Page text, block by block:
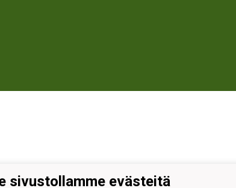
sivustollamme evästeitä